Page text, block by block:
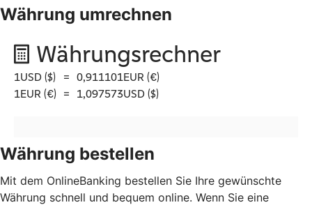
Währung umrechnen
Währung bestellen
Mit dem OnlineBanking bestellen Sie Ihre gewünschte
Währung schnell und bequem online. Wenn Sie eine